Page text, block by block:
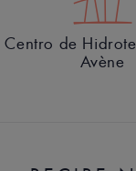
Centro de
Avène